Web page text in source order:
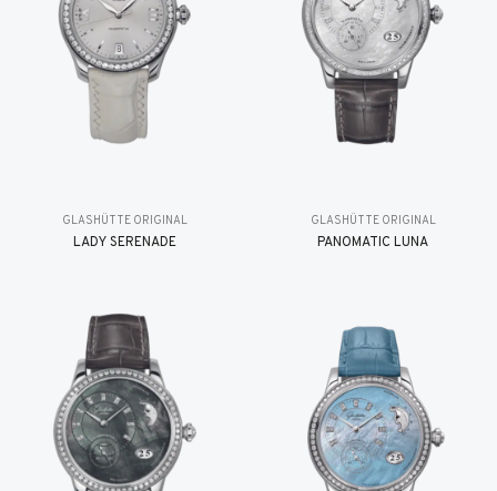
GLASHÜTTE ORIGINAL
LADY SERENADE
GLASHÜTTE ORIGINAL
PANOMATIC LUNA